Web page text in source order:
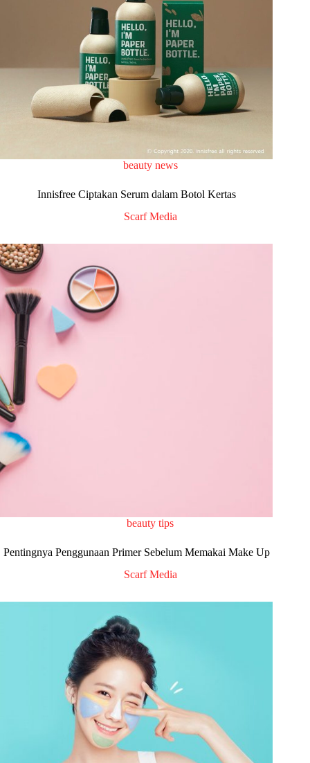
beauty news
Innisfree Ciptakan Serum dalam Botol Kertas
Scarf Media
beauty tips
Pentingnya Penggunaan Primer Sebelum Memakai Make Up
Scarf Media